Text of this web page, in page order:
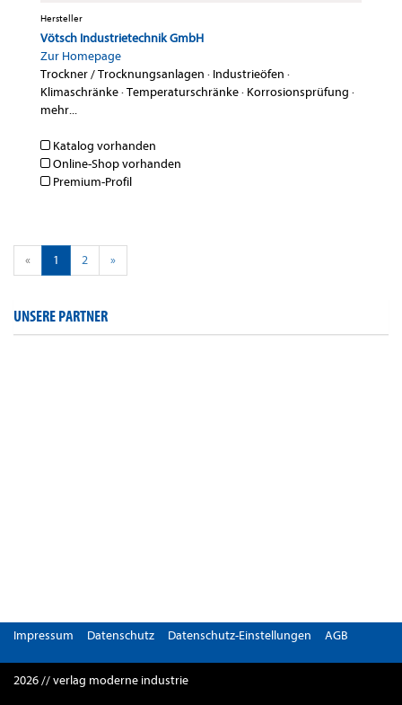
Hersteller
Vötsch Industrietechnik GmbH
Zur Homepage
Trockner / Trocknungsanlagen · Industrieöfen ·
Klimaschränke·Temperaturschränke· Korrosionsprüfung ·
mehr...
Katalog vorhanden
Online-Shop vorhanden
Premium-Profil
« 1 2 »
UNSERE PARTNER
Impressum Datenschutz Datenschutz-Einstellungen AGB
2026 // verlag moderne industrie